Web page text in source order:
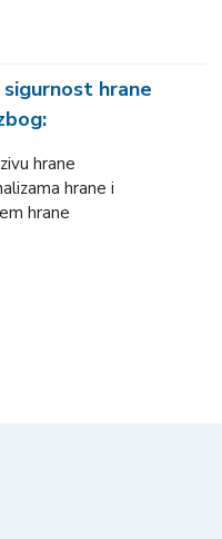
hrane
hrane
hrane i
hrane